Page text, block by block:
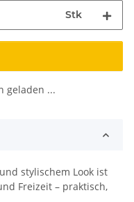
Stk
geladen ...
stylischem Look ist
Freizeit – praktisch,